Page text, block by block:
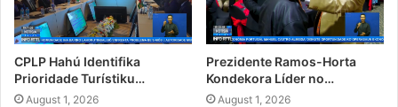
CPLP Hahú Identifika
Prioridade Turístiku…
August 1, 2026
Prezidente Ramos-Horta
Kondekora Líder no…
August 1, 2026